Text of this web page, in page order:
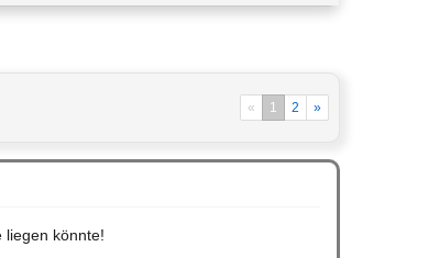
« 1 2 »
liegen könnte!